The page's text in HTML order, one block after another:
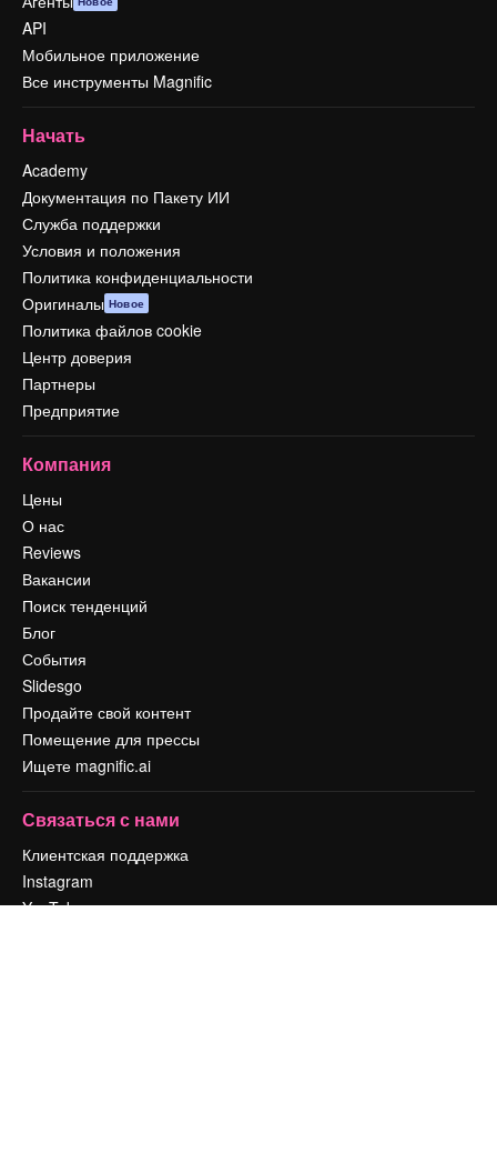
API
Мобильное приложение
Все инструменты Magnific
Начать
Academy
Документация по Пакету ИИ
Служба поддержки
Условия и положения
Политика конфиденциальности
Оригиналы Новое
Политика файлов cookie
Центр доверия
Партнеры
Предприятие
Компания
Цены
О нас
Reviews
Вакансии
Поиск тенденций
Блог
События
Slidesgo
Продайте свой контент
Помещение для прессы
Ищете magnific.ai
Связаться с нами
Клиентская поддержка
Instagram
YouTube